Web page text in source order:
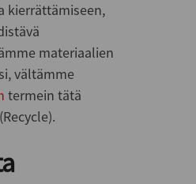
kierrättämiseen,
materiaalien
vältämme
termein tätä